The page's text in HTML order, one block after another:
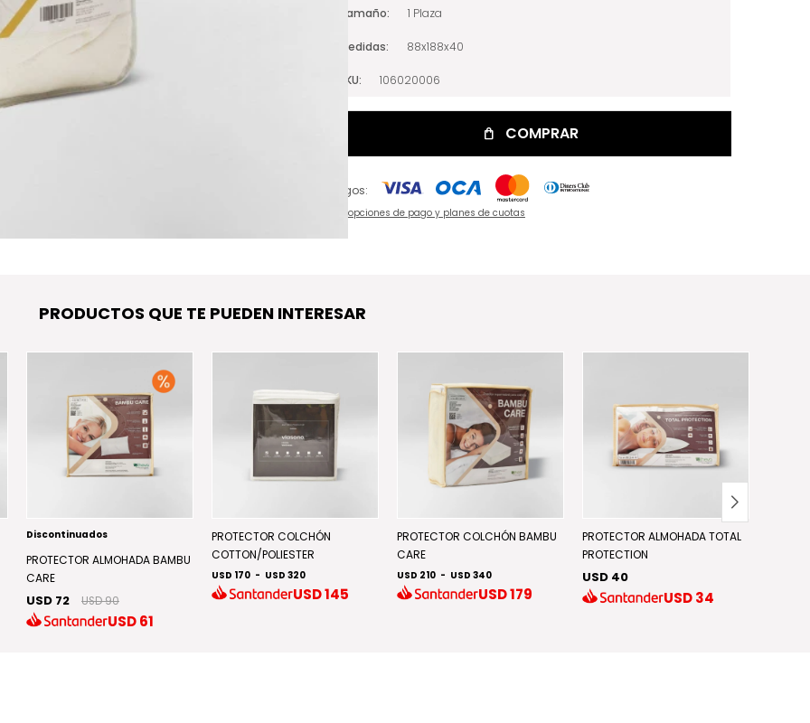
Tamaño 1 Plaza
Medidas 88x188x40
SKU 106020006
COMPRAR
Pagos:
Ver opciones de pago y planes de cuotas
PRODUCTOS QUE TE PUEDEN INTERESAR
Discontinuados
PROTECTOR ALMOHADA BAMBU
CARE
USD 72 USD 90
USD61
PROTECTOR COLCHÓN
COTTON/POLIESTER
USD 170 - USD 320
USD145
PROTECTOR COLCHÓN BAMBU
CARE
USD 210 - USD 340
USD179
PROTECTOR ALMOHADA TOTAL
PROTECTION
USD 40
USD34